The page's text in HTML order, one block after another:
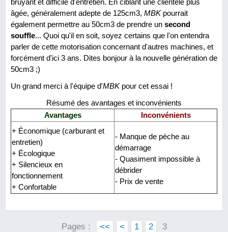
âgée, généralement adepte de 125cm3, MBKpourrait
également permettre au 50cm3 de prendre un second
souffle... Quoi qu'il en soit, soyez certains que l'on entendra
parler de cette motorisation concernant d'autres machines, et
forcément d'ici 3 ans. Dites bonjour à la nouvelle génération de
50cm3 ;)
Un grand merci à l'équipe d'MBKpour cet essai !
Résumé des avantages et inconvénients
Avantages
Inconvénients
+ Économique (carburant et
entretien)
+ Écologique
+ Silencieux en
fonctionnement
+ Confortable
- Manque de pèche au
démarrage
- Quasiment impossible à
débrider
- Prix de vente
Pages : << < 1 2 3